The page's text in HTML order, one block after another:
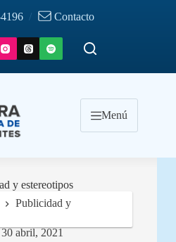
/ Contacto
Menú
y estereotipos
30 abril, 2021
Publicidad y